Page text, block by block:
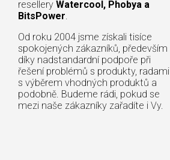
resellery Watercool, Phobya a
BitsPower.
Od roku 2004 jsme získali tisíce
spokojených zákazníků, především
díky nadstandardní podpoře při
řešení problémů s produkty, radami
s výběrem vhodných produktů a
podobně. Budeme rádi, pokud se
mezi naše zákazníky zařadíte i Vy.